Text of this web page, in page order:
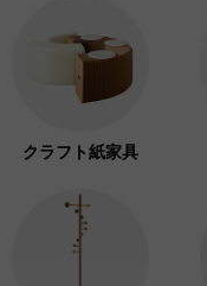
クラフト紙家具